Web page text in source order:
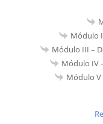
Módulo
Módulo III –
Módulo IV
Módulo